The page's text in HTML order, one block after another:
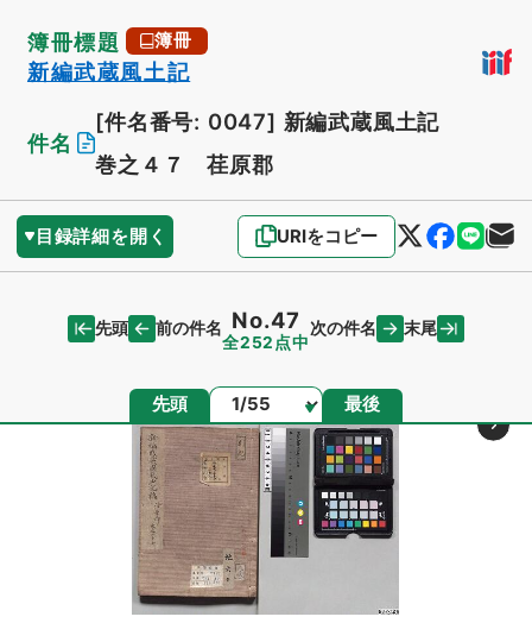
簿冊標題 簿冊
新編武蔵風土記
件名
[件名番号: 0047] 新編武蔵風土記
巻之４７ 荏原郡
目録詳細を開く URIをコピー
先頭 前の件名 No.47
全252点中
次の件名 末尾
先頭 ページ 最後